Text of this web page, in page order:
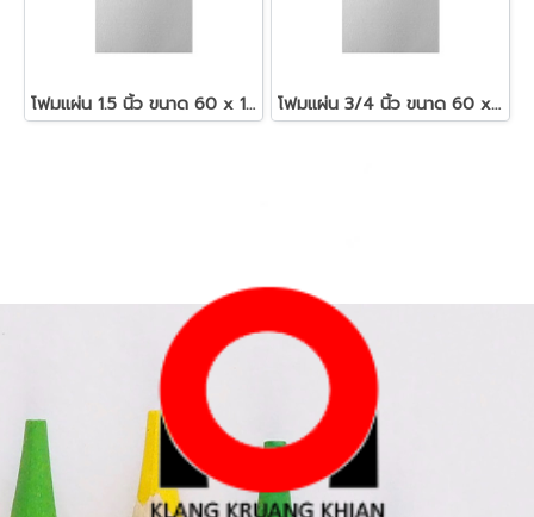
โฟมแผ่น 1.5 นิ้ว ขนาด 60 x 120 ซม.สีขาว โฟมแผ่น 3/4 นิ้ว ขนาด 60 x 120 ซม.สีขาว